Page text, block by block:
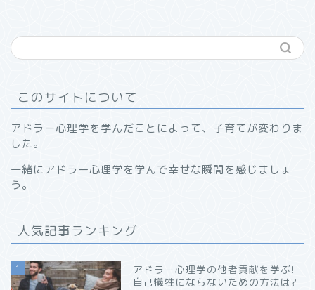
このサイトについて
アドラー心理学を学んだことによって、子育てが変わりま
した。
一緒にアドラー心理学を学んで幸せな瞬間を感じましょ
う。
人気記事ランキング
1
アドラー心理学の他者貢献を学ぶ!
自己犠牲にならないための方法は?